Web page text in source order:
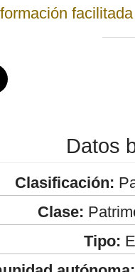
Datos
Clasificación:
Clase:
Tipo: